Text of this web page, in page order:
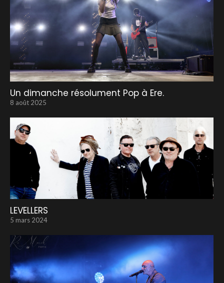
Un dimanche résolument Pop à Ere.
8 août 2025
LEVELLERS
5 mars 2024